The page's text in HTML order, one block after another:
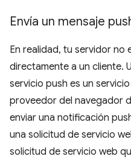
Envía un mensaje
En realidad, tu servidor no
directamente a un cliente.
servicio push es un
proveedor del navegador
enviar una notificación
una solicitud de servicio
solicitud de servicio web